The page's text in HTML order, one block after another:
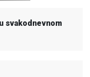
svakodnevnom